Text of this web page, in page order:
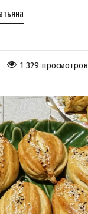
1 329 просмотров